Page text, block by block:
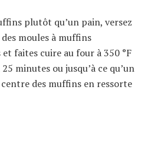
plutôt qu’un pain, versez
moules à muffins
faites cuire au four à 350 °F
minutes ou jusqu’à ce qu’un
des muffins en ressorte